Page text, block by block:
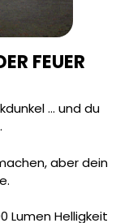
FEUER
… und du
aber dein
Lumen Helligkeit